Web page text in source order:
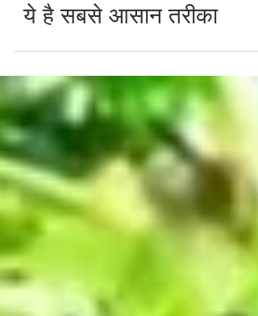
Tips : लहसुन छीलने का
ये है सबसे आसान तरीका